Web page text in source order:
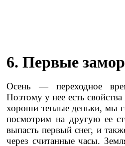
6. Первые
Осень — переходное
Поэтому у нее есть
хороши теплые деньки, мы
посмотрим на другую ее
выпасть первый снег, и
через считанные часы.